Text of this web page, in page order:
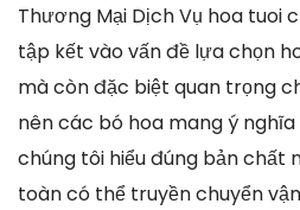
Thương Mại Dịch Vụ hoa tuoi
tập kết vào vấn đề lựa chọn
mà còn đặc biệt quan trọng
nên các bó hoa mang ý nghĩa
chúng tôi hiểu đúng bản chất
toàn có thể truyền chuyển